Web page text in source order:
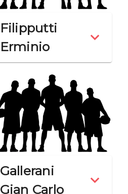
Filipputti
Erminio
Gallerani
Gian Carlo